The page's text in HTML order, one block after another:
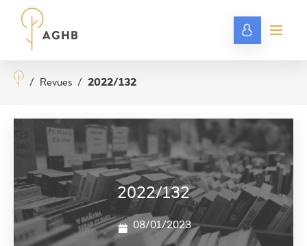
/ Revues / 2022/132
2022/132
08/01/2023